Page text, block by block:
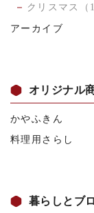
クリスマス（
アーカイブ
オリジナル
かやふきん
料理用さらし
暮らしとブ